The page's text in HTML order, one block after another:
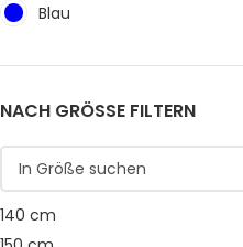
Blau
NACH GRÖSSE FILTERN
140 cm